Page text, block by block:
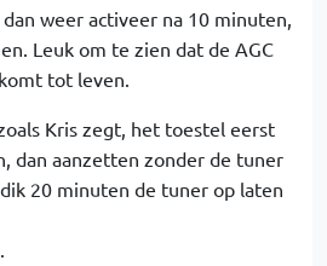
weer activeer na 10 minuten,
Leuk om te zien dat de AGC
tot leven.
Kris zegt, het toestel eerst
dan aanzetten zonder de tuner
20 minuten de tuner op laten